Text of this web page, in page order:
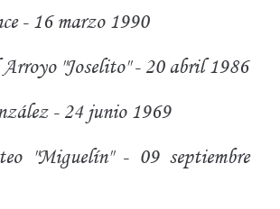
- 16 marzo 1990
"Joselito" - 20 abril 1986
- 24 junio 1969
"Miguelín" - 09 septiembre